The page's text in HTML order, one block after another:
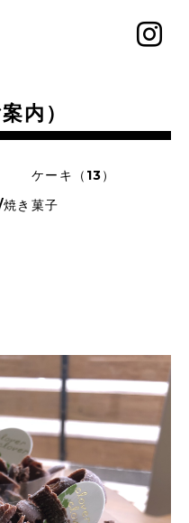
内）
ケーキ（13）
き菓子